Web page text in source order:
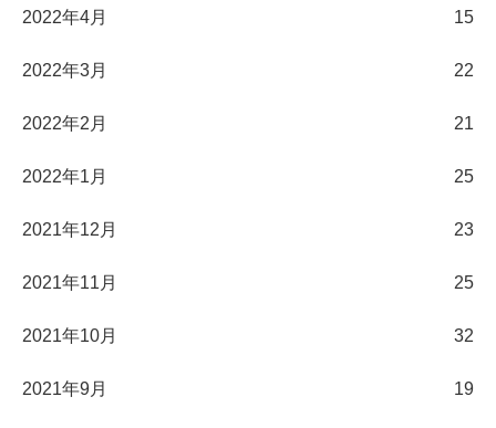
2022年4月 15
2022年3月 22
2022年2月 21
2022年1月 25
2021年12月 23
2021年11月 25
2021年10月 32
2021年9月 19